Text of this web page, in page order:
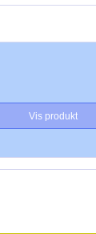
Vis produkt